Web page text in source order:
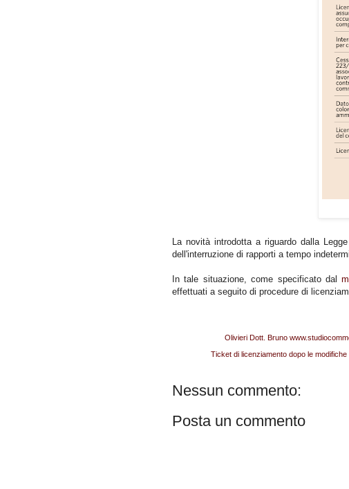
La novità introdotta a riguardo dalla
dell'interruzione di rapporti a tempo
In tale situazione, come specificato dal
effettuati a seguito di procedure di
Olivieri Dott. Bruno
Ticket di licenziamento dopo le
Nessun commento:
Posta un commento